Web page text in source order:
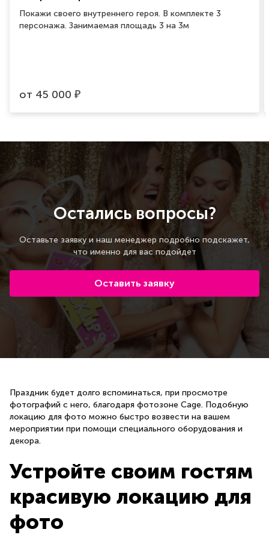
Покажи своего внутреннего героя. В комплекте 3
персонажа. Занимаемая площадь 3 на 3м
от 45 000 ₽
Остались вопросы?
Оставьте заявку и наш менеджер подробно подскажет,
что именно для вас подойдет
Оставить заявку
Праздник будет долго вспоминаться, при просмотре
фотографий с него, благодаря фотозоне Cage. Подобную
локацию для фото можно быстро возвести на вашем
мероприятии при помощи специального оборудования и
декора.
Устройте своим гостям
красивую локацию для
фото